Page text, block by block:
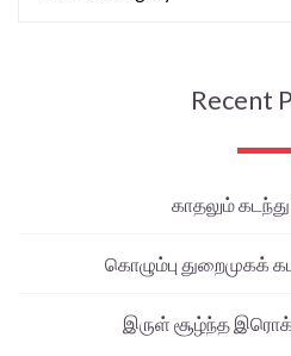
Recent
காதலும்
கொழும்பு துறைமுகக்
இருள் சூழ்ந்த